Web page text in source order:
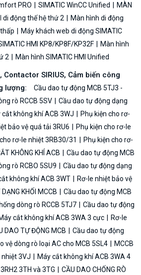
PRO
SIMATIC WinCC Unified
MÀN
di động thế hệ thứ 2
Màn hình di động
Máy khách web di động SIMATIC
HMI KP8/KP8F/KP32F
Màn hình
2
Màn hình SIMATIC HMI Unified
Contactor SIRIUS, Cảm biến công
lượng:
Cầu dao tự động MCB 5TJ3 -
rò RCCB 5SV
Cầu dao tự động dạng
cắt không khí ACB 3WJ
Phụ kiện cho rơ-
bảo vệ quá tải 3RU6
Phụ kiện cho rơ-le
rơ-le nhiệt 3RB30/31
Phụ kiện cho rơ-
KHÔNG KHÍ ACB
Cầu dao tự động MCB
rò RCBO 5SU9
Cầu dao tự động dạng
không khí ACB 3WT
Rơ-le nhiệt bảo vệ
KHỐI MCCB
Cầu dao tự động MCB
dòng rò RCCB 5TJ7
Cầu dao tự động
cắt không khí ACB 3WA 3 cực
Rơ-le
DAO TỰ ĐỘNG MCB
Cầu dao tự động
vệ dòng rò loại AC cho MCB 5SL4
MCCB
3VJ
Máy cắt không khí ACB 3WA 4
3TH và 3TG
CẦU DAO CHỐNG RÒ